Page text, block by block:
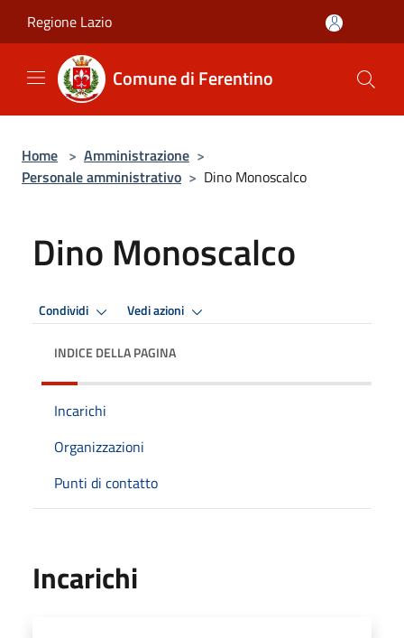
Regione Lazio
Comune di Ferentino
Home > Amministrazione >
Personale amministrativo > Dino Monoscalco
Dino Monoscalco
Condividi Vedi azioni
INDICE DELLA PAGINA
Incarichi
Organizzazioni
Punti di contatto
Incarichi